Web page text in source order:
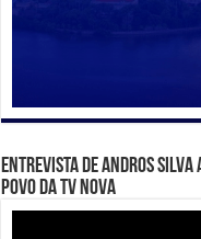
Entrevista de Andros Silva
Povo da TV Nova